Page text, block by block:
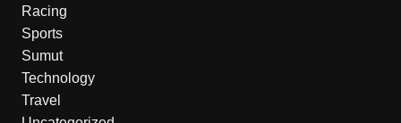
Racing
Sports
Sumut
Technology
Travel